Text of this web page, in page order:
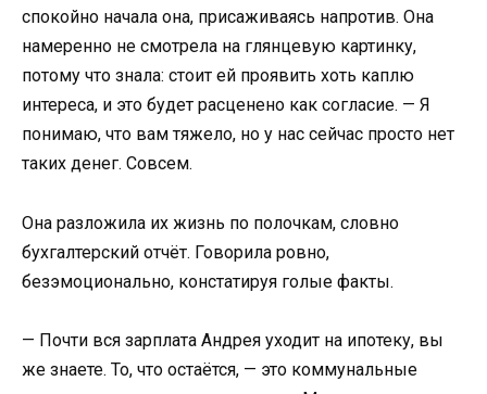
спокойно начала она, присаживаясь напротив. Она
намеренно не смотрела на глянцевую картинку,
потому что знала: стоит ей проявить хоть каплю
интереса, и это будет расценено как согласие. — Я
понимаю, что вам тяжело, но у нас сейчас просто нет
таких денег. Совсем.
Она разложила их жизнь по полочкам, словно
бухгалтерский отчёт. Говорила ровно,
безэмоционально, констатируя голые факты.
— Почти вся зарплата Андрея уходит на ипотеку, вы
же знаете. То, что остаётся, — это коммунальные